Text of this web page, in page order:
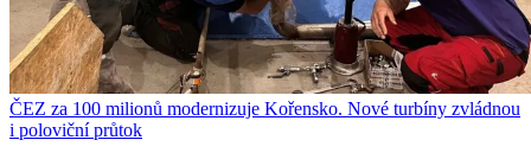
ČEZ za 100 milionů modernizuje Kořensko. Nové turbíny zvládnou
i poloviční průtok